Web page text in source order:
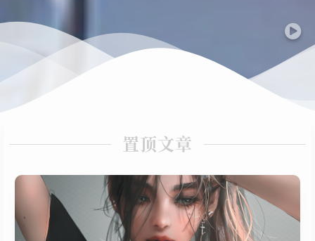
置顶文章